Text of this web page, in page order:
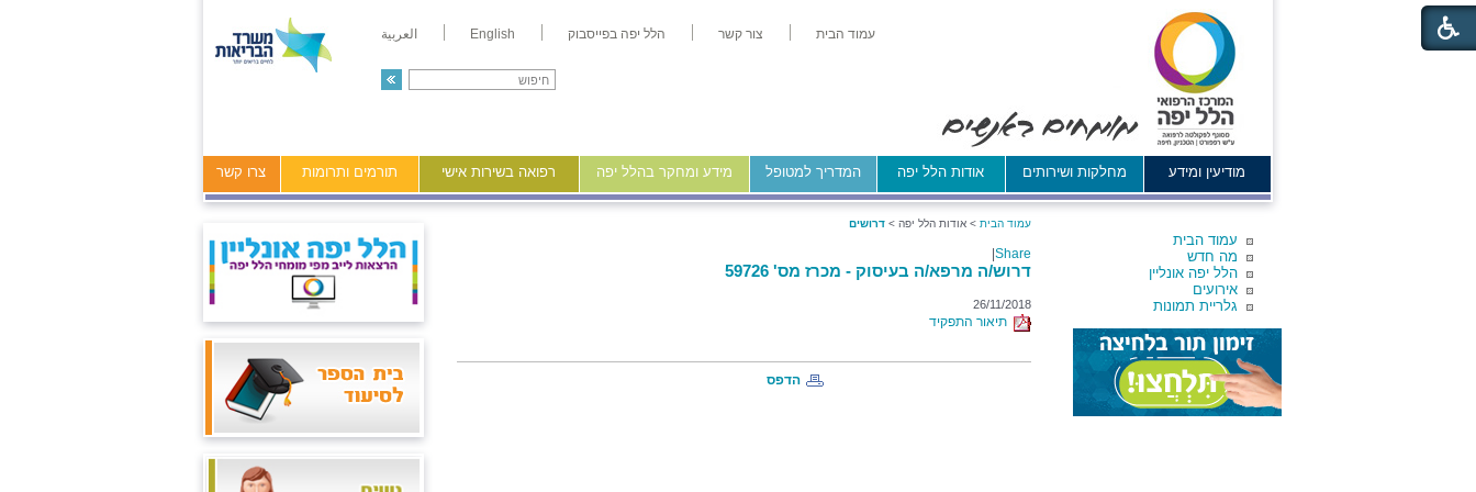
עמוד הבית צור קשר הלל יפה בפייסבוק English العربية
מודיעין ומידע מחלקות ושירותים אודות הלל יפה המדריך למטופל מידע ומחקר בהלל יפה רפואה בשירות אישי תורמים ותרומות צרו קשר
עמוד הבית
מה חדש
הלל יפה אונליין
אירועים
גלריית תמונות
עמוד הבית > אודות הלל יפה > דרושים
Share
דרוש/ה מרפא/ה בעיסוק - מכרז מס' 59726
26/11/2018
תיאור התפקיד
הדפס